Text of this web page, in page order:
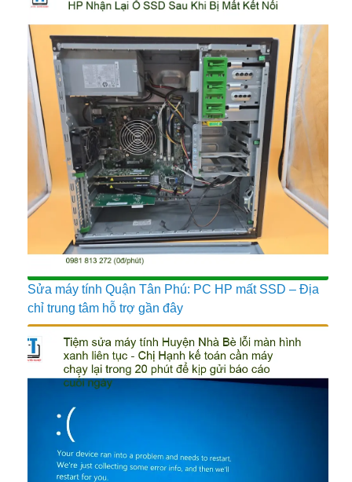
Sửa máy tính Quận Tân Phú: PC HP mất SSD – Địa
chỉ trung tâm hỗ trợ gần đây